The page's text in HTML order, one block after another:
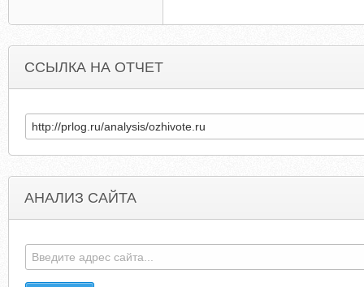
ССЫЛКА НА ОТЧЕТ
АНАЛИЗ САЙТА